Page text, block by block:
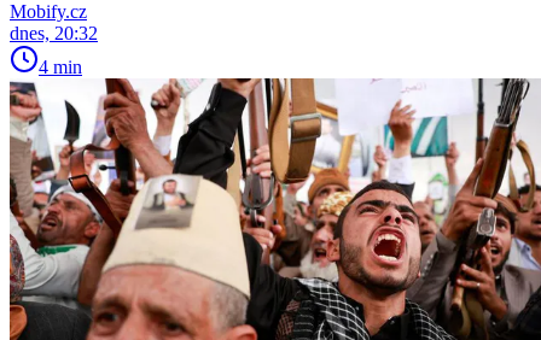
Mobify.cz
dnes, 20:32
4 min